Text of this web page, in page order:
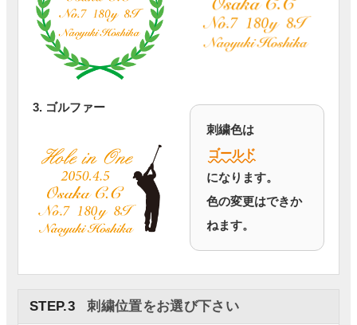
3. ゴルファー
刺繍色は
ゴールド
になります。
色の変更はできか
ねます。
STEP.3 刺繍位置をお選び下さい